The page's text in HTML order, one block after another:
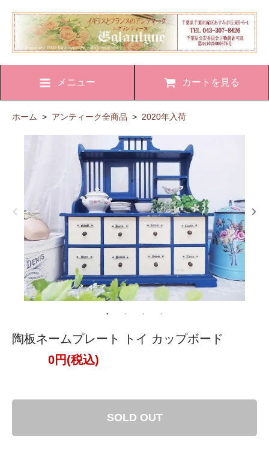
メニュー カートを見る
ホーム > アンティーク全商品 > 2020年入荷
陶板ネームプレート トイ カップボード
0円(税込)
SOLD OUT